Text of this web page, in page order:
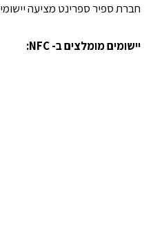
חברת ספיר ספרינט מציעה יישומי NFC רבים, כגון שיבוץ בפוסטרים, מבצעים, אריזות של סחורה קמעונאית וכיו"ב.
יישומים מומלצים ב- NFC: